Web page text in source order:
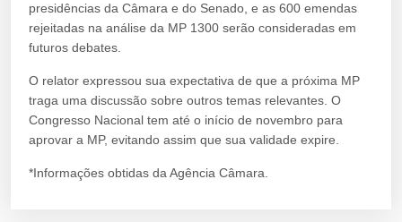
presidências da Câmara e do Senado, e as 600 emendas
rejeitadas na análise da MP 1300 serão consideradas em
futuros debates.
O relator expressou sua expectativa de que a próxima MP
traga uma discussão sobre outros temas relevantes. O
Congresso Nacional tem até o início de novembro para
aprovar a MP, evitando assim que sua validade expire.
*Informações obtidas da Agência Câmara.